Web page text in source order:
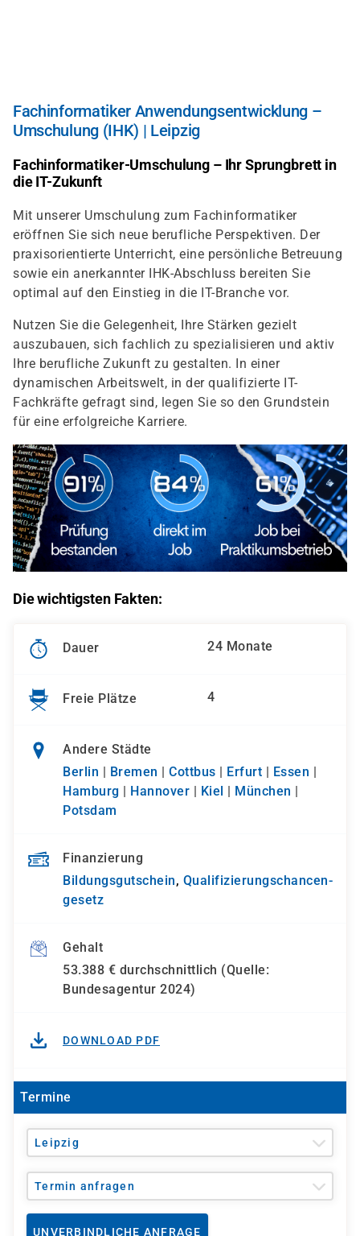
Fachinformatiker Anwendungsentwicklung –
Umschulung (IHK) | Leipzig
Fachinformatiker-Umschulung – Ihr Sprungbrett in
die IT-Zukunft
Mit unserer Umschulung zum Fachinformatiker
eröffnen Sie sich neue berufliche Perspektiven. Der
praxisorientierte Unterricht, eine persönliche Betreuung
sowie ein anerkannter IHK-Abschluss bereiten Sie
optimal auf den Einstieg in die IT-Branche vor.
Nutzen Sie die Gelegenheit, Ihre Stärken gezielt
auszubauen, sich fachlich zu spezialisieren und aktiv
Ihre berufliche Zukunft zu gestalten. In einer
dynamischen Arbeitswelt, in der qualifizierte IT-
Fachkräfte gefragt sind, legen Sie so den Grundstein
für eine erfolgreiche Karriere.
Die wichtigsten Fakten:
Dauer 24 Monate
Freie Plätze 4
Andere Städte
Berlin
Bremen Cottbus Erfurt Essen
Hamburg
Hannover Kiel München
Potsdam
Finanzierung
Bildungsgutschein, Qualifizierungs­chancen­
gesetz
Gehalt
53.388 € durchschnittlich (Quelle:
Bundesagentur 2024)
DOWNLOAD PDF
Termine
Leipzig
Termin anfragen
UNVERBINDLICHE ANFRAGE